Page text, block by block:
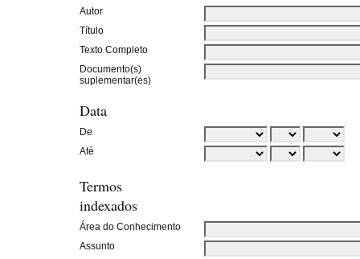
Autor
Título
Texto Completo
Documento(s)
suplementar(es)
Data
De
Até
Termos
indexados
Área do Conhecimento
Assunto